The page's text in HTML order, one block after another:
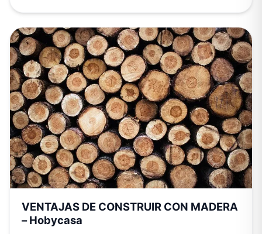
VENTAJAS DE CONSTRUIR CON MADERA
– Hobycasa